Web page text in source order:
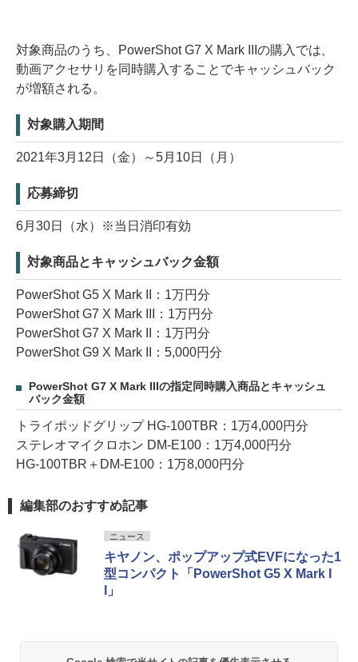
対象商品のうち、PowerShot G7 X Mark IIIの購入では、
動画アクセサリを同時購入することでキャッシュバック
が増額される。
対象購入期間
2021年3月12日（金）～5月10日（月）
応募締切
6月30日（水）※当日消印有効
対象商品とキャッシュバック金額
PowerShot G5 X Mark II：1万円分
PowerShot G7 X Mark III：1万円分
PowerShot G7 X Mark II：1万円分
PowerShot G9 X Mark II：5,000円分
PowerShot G7 X Mark IIIの指定同時購入商品とキャッシュ
バック金額
トライポッドグリップ HG-100TBR：1万4,000円分
ステレオマイクロホン DM-E100：1万4,000円分
HG-100TBR＋DM-E100：1万8,000円分
編集部のおすすめ記事
ニュース
キヤノン、ポップアップ式EVFになった1
型コンパクト「PowerShot G5 X Mark I
I」